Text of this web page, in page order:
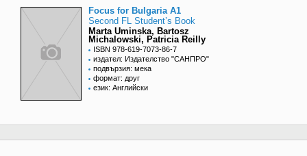
Focus for Bulgaria A1
Second FL Student’s Book
Marta Uminska, Bartosz
Michalowski, Patricia Reilly
ISBN 978-619-7073-86-7
издател: Издателство "САНПРО"
подвързия: мека
формат: друг
език: Английски